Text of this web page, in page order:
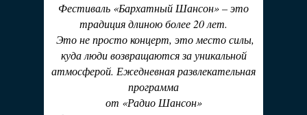
Фестиваль «Бархатный Шансон» – это
традиция длиною более 20 лет.
Это не просто концерт, это место силы,
куда люди возвращаются за уникальной
атмосферой. Ежедневная развлекательная
программа
от «Радио Шансон»